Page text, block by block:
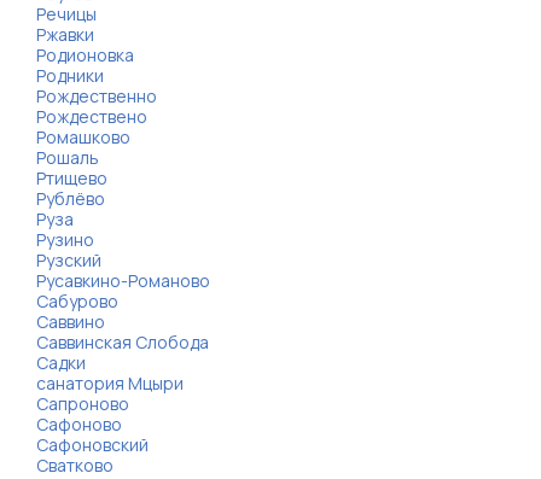
Речицы
Ржавки
Родионовка
Родники
Рождественно
Рождествено
Ромашково
Рошаль
Ртищево
Рублёво
Руза
Рузино
Рузский
Русавкино-Романово
Сабурово
Саввино
Саввинская Слобода
Садки
санатория Мцыри
Сапроново
Сафоново
Сафоновский
Сватково